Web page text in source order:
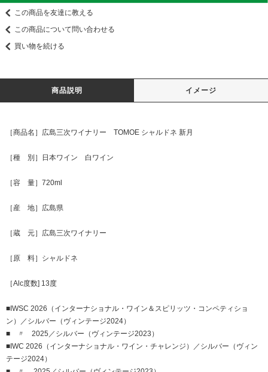
この商品を友達に教える
この商品について問い合わせる
買い物を続ける
商品説明 イメージ
［商品名］広島三次ワイナリー TOMOE シャルドネ 新月
［種 別］日本ワイン 白ワイン
［容 量］720ml
［産 地］広島県
［蔵 元］広島三次ワイナリー
［原 料］シャルドネ
［Alc度数] 13度
■IWSC 2026（インターナショナル・ワイン＆スピリッツ・コンペティショ
ン）／シルバー（ヴィンテージ2024）
■ 〃 2025／シルバー（ヴィンテージ2023）
■IWC 2026（インターナショナル・ワイン・チャレンジ）／シルバー（ヴィン
テージ2024）